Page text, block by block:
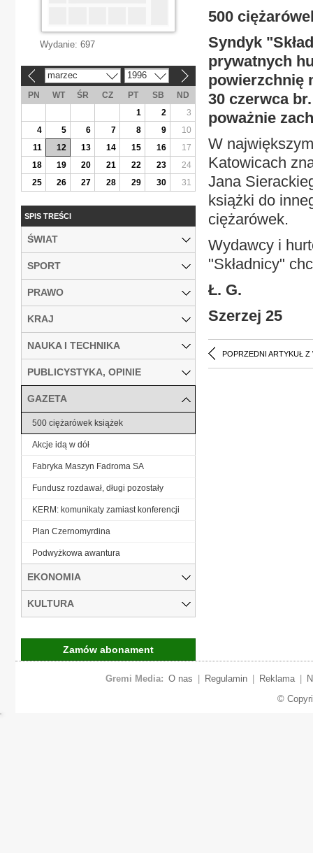
500
Syndyk
prywatnych
powierzchnię
30 czerwca
poważnie
W
Katowicach
Jana
książki do
ciężarówek.
Wydawcy i
"Składnicy"
Ł. G.
Szerzej 25
POPRZEDNI ARTYKUŁ Z
Wydanie: 697
marzec 1996
PN WT ŚR CZ PT SB
ND
1
2
3
4
5 6 7 8 9
10
11
12 13 14 15 16
17
18
19 20 21 22 23
24
25
26 27 28 29 30 31
SPIS TREŚCI
ŚWIAT
SPORT
PRAWO
KRAJ
NAUKA I TECHNIKA
PUBLICYSTYKA, OPINIE
GAZETA
500 ciężarówek książek
Akcje idą w dół
Fabryka Maszyn Fadroma SA
Fundusz rozdawał, długi pozostały
KERM: komunikaty zamiast konferencji
Plan Czernomyrdina
Podwyżkowa awantura
EKONOMIA
KULTURA
Zamów abonament
Gremi Media: O nas Regulamin Reklama
©